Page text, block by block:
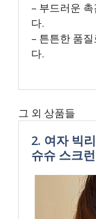
– 부드러운
다.
– 튼튼한 품
다.
그 외 상품들
2. 여자 빅
슈슈 스크